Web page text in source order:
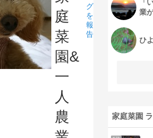
庭
菜
園&
一
人
農
グ
を
報
告
「
業
ひ
家庭菜園